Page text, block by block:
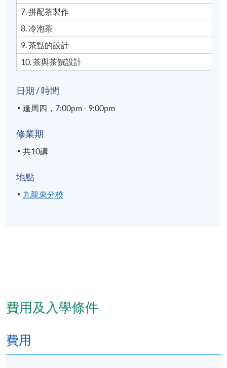
7.拼配茶製作
8. 冷泡茶
9. 茶點的設計
10. 茶與茶饌設計
日期 / 時間
逢周四，7:00pm - 9:00pm
修業期
共10講
地點
九龍東分校
費用及入學條件
費用